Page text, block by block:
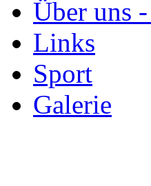
Über uns
Links
Sport
Galerie